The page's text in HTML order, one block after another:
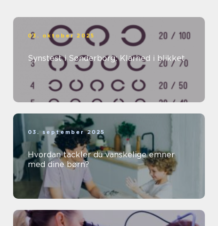
03. oktober 2025
Synstest i Sønderborg: Klarhed i blikket
03. september 2025
Hvordan tackler du vanskelige emner
med dine børn?